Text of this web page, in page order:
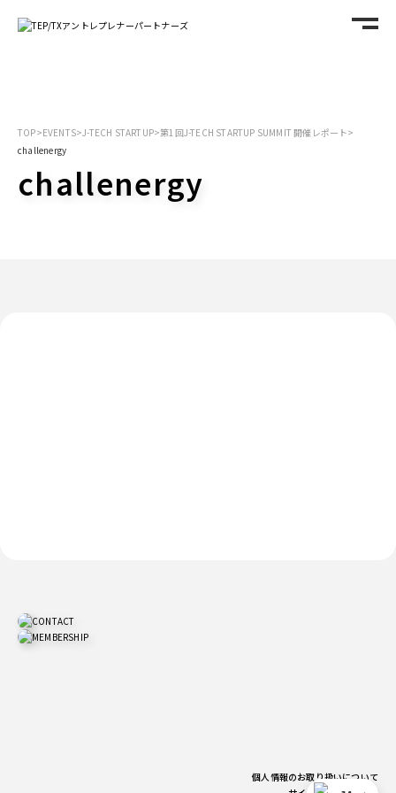
TOP>EVENTS>J-TECH STARTUP>第1回J-TECH STARTUP SUMMIT 開催レポート>
challenergy
challenergy
個人情報のお取り扱いについて